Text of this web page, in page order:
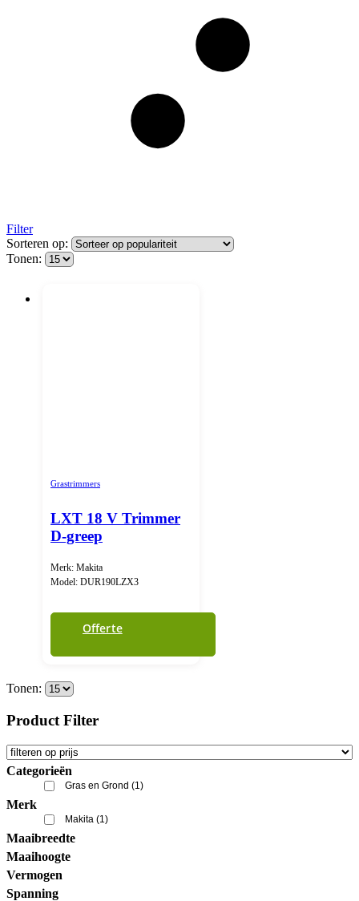
Filter
Sorteren op:
Tonen:
Grastrimmers
LXT 18 V Trimmer
D-greep
Merk: Makita
Model: DUR190LZX3
Offerte
Tonen:
Product Filter
Categorieën
Gras en Grond (1)
Merk
Makita (1)
Maaibreedte
Maaihoogte
Vermogen
Spanning